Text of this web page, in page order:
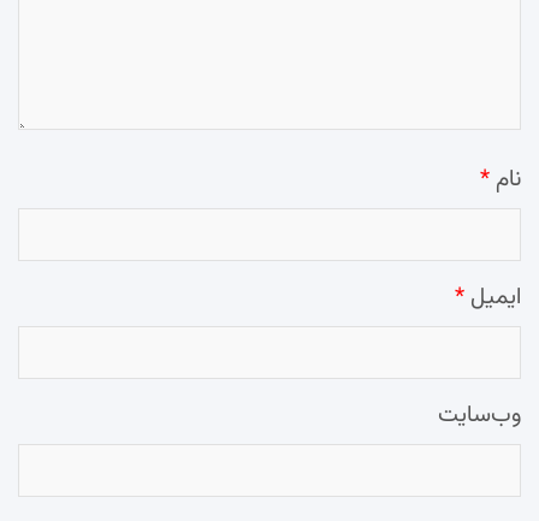
نام *
ایمیل *
وب‌سایت